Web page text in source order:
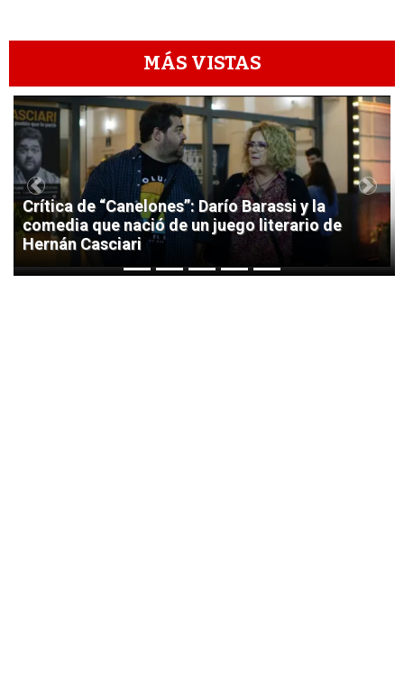
MÁS VISTAS
1
Crítica de “Canelones”: Darío Barassi y la
comedia que nació de un juego literario de
Hernán Casciari
Previous Next